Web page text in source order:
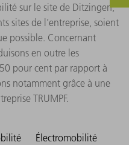
sur le site de Ditzingen,
sites de l’entreprise, soient
possible. Concernant
en outre les
pour cent par rapport à
notamment grâce à une
TRUMPF.
Électromobilité